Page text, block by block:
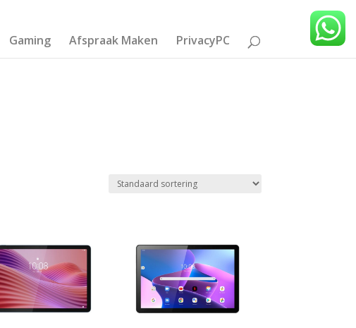
Gaming Afspraak Maken PrivacyPC